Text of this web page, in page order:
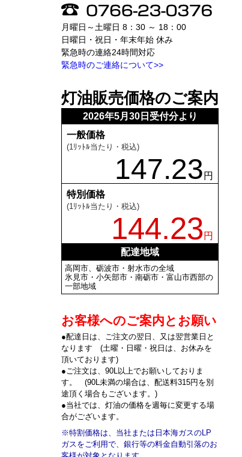
月曜日～土曜日 8：30 ～ 18：00
日曜日・祝日・年末年始 休み
緊急時の連絡24時間対応
緊急時のご連絡について>>
灯油販売価格のご案内
2026年5月30日受付分より
一般価格
(1ﾘｯﾄﾙ当たり・税込)
147.23 円
特別価格
(1ﾘｯﾄﾙ当たり・税込)
144.23円
配達地域
高岡市、砺波市・射水市の全域
氷見市・小矢部市・南砺市・富山市西部の
一部地域
お客様へのご案内とお願い
●配達日は、ご注文の翌日、又は翌営業日と
なります (土曜・日曜・祝日は、お休みを
頂いております)
●ご注文は、90L以上でお願いしておりま
す。 (90L未満の場合は、配送料315円を別
途頂く場合もございます。)
●当社では、灯油の価格を週毎に変更する場
合がございます。
※特割価格は、当社または日本海ガスのLP
ガスをご利用で、銀行等の料金自動引落のお